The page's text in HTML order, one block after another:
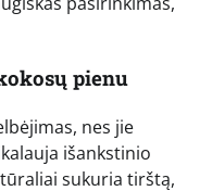
pienu
nes jie
išankstinio
sukuria tirštą,